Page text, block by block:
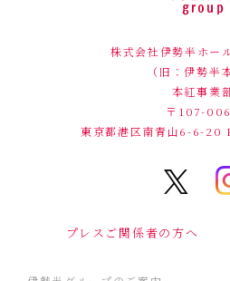
株式会社伊勢半ホー
（旧：伊勢半
本紅事業
〒107-
東京都港区南青山6-6-20
プレスご関係者の方へ